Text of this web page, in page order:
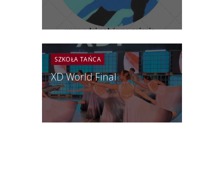
SZKOŁA TAŃCA
XD World Final